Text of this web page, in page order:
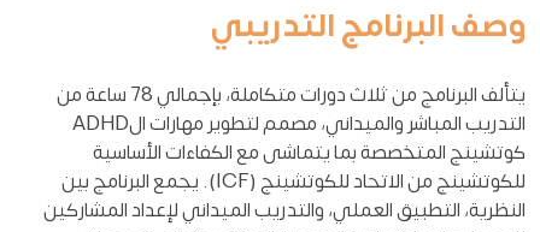
وصف البرنامج التدريبي
يتألف البرنامج من ثلاث دورات متكاملة، بإجمالي 78 ساعة من
التدريب المباشر والميداني، مصمم لتطوير مهارات الADHD
كوتشينج المتخصصة بما يتماشى مع الكفاءات الأساسية
للكوتشينج من الاتحاد للكوتشينج (ICF). يجمع البرنامج بين
النظرية، التطبيق العملي، والتدريب الميداني لإعداد المشاركين